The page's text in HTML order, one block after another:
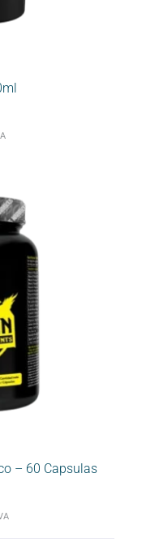
– 60 Capsulas